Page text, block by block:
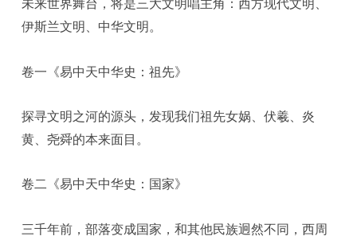
未来世界舞台，将是三大文明唱主角：西方现代文明、
伊斯兰文明、中华文明。
卷一《易中天中华史：祖先》
探寻文明之河的源头，发现我们祖先女娲、伏羲、炎
黄、尧舜的本来面目。
卷二《易中天中华史：国家》
三千年前，部落变成国家，和其他民族迥然不同，西周